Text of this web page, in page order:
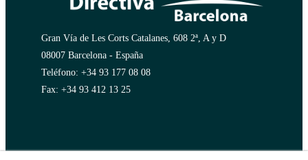
Gran Vía de Les Corts Catalanes, 608 2ª, A y D
08007 Barcelona - España
Teléfono: +34 93 177 08 08
Fax: +34 93 412 13 25